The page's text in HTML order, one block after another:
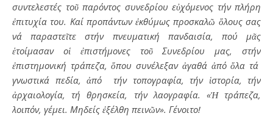
συντελεστές τοῦ παρόντος συνεδρίου εὐχόμενος τήν πλήρη
ἐπιτυχία του. Καί προπάντων ἐκθύμως προσκαλῶ ὅλους σας
νά παραστεῖτε στήν πνευματική πανδαισία, πού μᾶς
ἑτοίμασαν οἱ ἐπιστήμονες τοῦ Συνεδρίου μας, στήν
ἐπιστημονική τράπεζα, ὅπου συνέλεξαν ἀγαθά ἀπό ὅλα τά
γνωστικά πεδία, ἀπό τήν τοπογραφία, τήν ἱστορία, τήν
ἀρχαιολογία, τή θρησκεία, τήν λαογραφία. «Ἡ τράπεζα,
λοιπόν, γέμει. Μηδείς ἐξέλθη πεινῶν». Γένοιτο!